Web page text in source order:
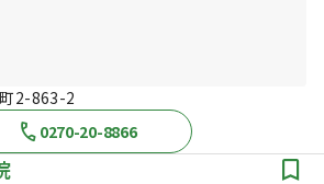
2-863-2
0270-20-8866